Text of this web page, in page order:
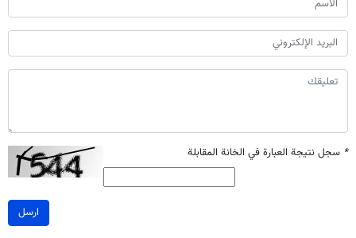
* سجل نتيجة العبارة في الخانة المقابلة
ارسل